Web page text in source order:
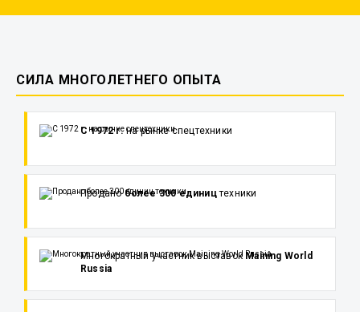
СИЛА МНОГОЛЕТНЕГО ОПЫТА
С 1972 г.на рынке спецтехники
Проданоболее 300 едиництехники
Многократный участник выставок Maining World
Russia